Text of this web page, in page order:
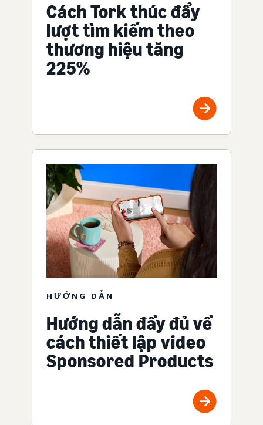
Cách Tork thúc đẩy
lượt tìm kiếm theo
thương hiệu tăng
225%
HƯỚNG DẪN
Hướng dẫn đầy đủ về
cách thiết lập video
Sponsored Products